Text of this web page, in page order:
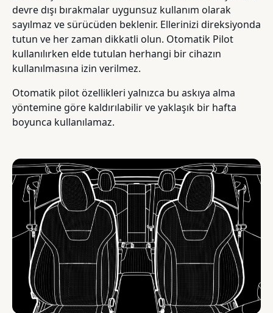
devre dışı bırakmalar uygunsuz kullanım olarak
sayılmaz ve sürücüden beklenir. Ellerinizi direksiyonda
tutun ve her zaman dikkatli olun. Otomatik Pilot
kullanılırken elde tutulan herhangi bir cihazın
kullanılmasına izin verilmez.
Otomatik pilot özellikleri yalnızca bu askıya alma
yöntemine göre kaldırılabilir ve yaklaşık bir hafta
boyunca kullanılamaz.